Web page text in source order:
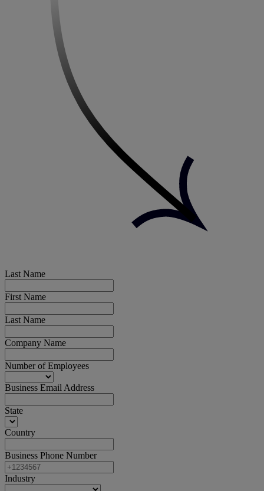
Last Name
First Name
Last Name
Company Name
Number of Employees
Business Email Address
State
Country
Business Phone Number
Industry